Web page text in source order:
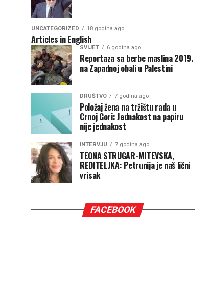
UNCATEGORIZED 18 godina ago
Articles in English
SVIJET 6 godina ago
Reportaza sa berbe maslina 2019.
na Zapadnoj obali u Palestini
DRUŠTVO 7 godina ago
Položaj žena na tržištu rada u
Crnoj Gori: Jednakost na papiru
nije jednakost
INTERVJU 7 godina ago
TEONA STRUGAR-MITEVSKA,
REDITELJKA: Petrunija je naš lični
vrisak
FACEBOOK